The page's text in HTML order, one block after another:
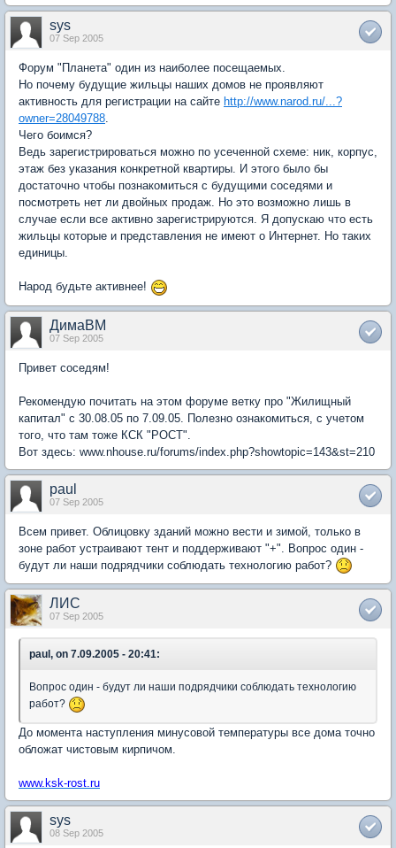
sys
07 Sep 2005
Форум "Планета" один из наиболее посещаемых.
Но почему будущие жильцы наших домов не проявляют
активность для регистрации на сайте http://www.narod.ru/...?
owner=28049788.
Чего боимся?
Ведь зарегистрироваться можно по усеченной схеме: ник, корпус,
этаж без указания конкретной квартиры. И этого было бы
достаточно чтобы познакомиться с будущими соседями и
посмотреть нет ли двойных продаж. Но это возможно лишь в
случае если все активно зарегистрируются. Я допускаю что есть
жильцы которые и представления не имеют о Интернет. Но таких
единицы.
Народ будьте активнее!
ДимаВМ
07 Sep 2005
Привет соседям!
Рекомендую почитать на этом форуме ветку про "Жилищный
капитал" с 30.08.05 по 7.09.05. Полезно ознакомиться, с учетом
того, что там тоже КСК "РОСТ".
Вот здесь: www.nhouse.ru/forums/index.php?showtopic=143&st=210
paul
07 Sep 2005
Всем привет. Облицовку зданий можно вести и зимой, только в
зоне работ устраивают тент и поддерживают "+". Вопрос один -
будут ли наши подрядчики соблюдать технологию работ?
ЛИС
07 Sep 2005
paul, on 7.09.2005 - 20:41:
Вопрос один - будут ли наши подрядчики соблюдать технологию
работ?
До момента наступления минусовой температуры все дома точно
обложат чистовым кирпичом.
www.ksk-rost.ru
sys
08 Sep 2005